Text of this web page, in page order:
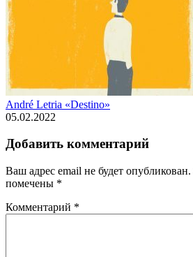
André Letria «Destino»
05.02.2022
Добавить комментарий
Ваш адрес email не будет опубликован.
помечены *
Комментарий *